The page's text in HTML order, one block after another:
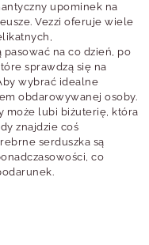
upominek na
Vezzi oferuje wiele
na co dzień, po
sprawdzą się na
wybrać idealne
obdarowywanej osoby.
może lubi biżuterię, która
znajdzie coś
serduszka są
co